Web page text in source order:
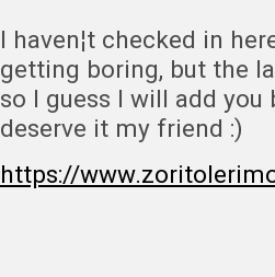
I haven¦t checked in
getting boring, but the
so I guess I will add
deserve it my friend :)
https://